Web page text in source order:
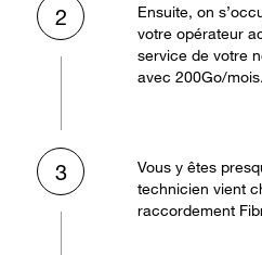
2
Ensuite, on
votre opérateur
service de votre
avec 200Go/mois.
3
Vous y êtes
technicien vient
raccordement